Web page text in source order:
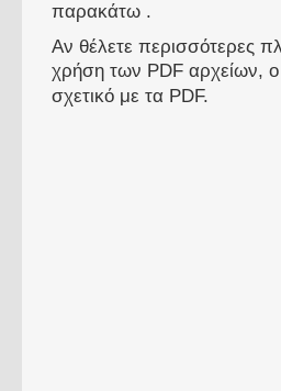
παρακάτω .
Αν θέλετε περισσότερες
χρήση των PDF αρχείων,
σχετικό με τα PDF.